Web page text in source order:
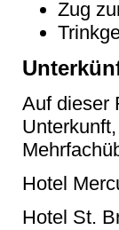
Zug
Auf dieser
Hotel
Hotel St.